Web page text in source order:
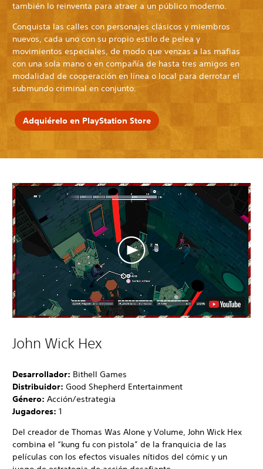
también lo reinventa para atraer a un público moderno.
Conquista las calles con personajes clásicos y miembros
nuevos, cada uno con su propio estilo de pelea y
movimientos especiales, de modo que venzas a las mafias
con una sola mano o en compañía de hasta tres amigos en
modalidad de cooperación en línea o local para derrotar el
submundo criminal en conjunto.
Adquiérelo en PlayStation Store
John Wick Hex
Desarrollador: Bithell Games
Distribuidor: Good Shepherd Entertainment
Género: Acción/estrategia
Jugadores: 1
Del creador de Thomas Was Alone y Volume, John Wick Hex
combina el “kung fu con pistola” de la franquicia de las
películas con los efectos visuales nítidos del cómic y un